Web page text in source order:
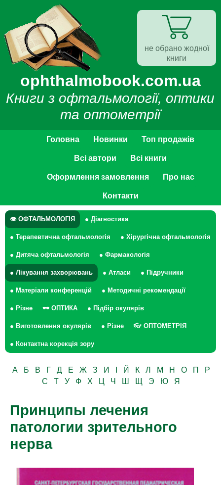
ophthalmobook.com.ua
Книги з офтальмології, оптики
та оптометрії
Головна Новинки Топ продажів
Всі автори Всі книги
Оформлення замовлення Про нас
Контакти
👁 ОФТАЛЬМОЛОГІЯ ● Діагностика
● Терапевтична офтальмологія ● Хірургічна офтальмологія
● Дитяча офтальмологія ● Фармакологія
● Лікування захворювань ● Атласи ● Підручники
● Матеріали конференцій ● Методичні рекомендації
● Різне 🕶 ОПТИКА ● Підбір окулярів
● Виготовлення окулярів ● Різне 👓 ОПТОМЕТРІЯ
● Контактна корекція зору
А Б В Г Д Е Ж З И Й К Л М Н О П
Р
С
Т У Ф Х Ц Ч Ш Щ Э Ю Я
Принципы лечения
патологии зрительного
нерва
не обрано жодної
книги